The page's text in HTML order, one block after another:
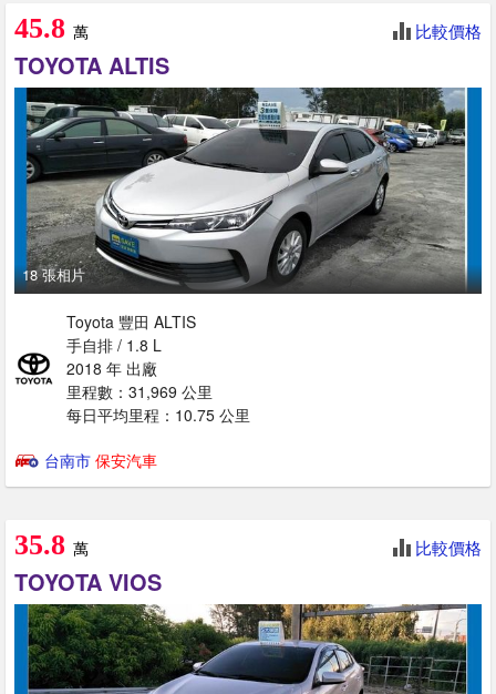
45.8 萬 比較價格
TOYOTA ALTIS
18 張相片
Toyota 豐田 ALTIS
手自排 / 1.8 L
2018 年 出廠
里程數：31,969 公里
每日平均里程：10.75 公里
台南市 保安汽車
35.8 萬 比較價格
TOYOTA VIOS